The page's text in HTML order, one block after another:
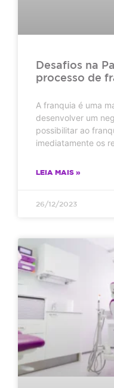
Desafios na
processo de
A franquia é uma
desenvolver um
possibilitar ao
imediatamente os
LEIA MAIS »
26/12/2023